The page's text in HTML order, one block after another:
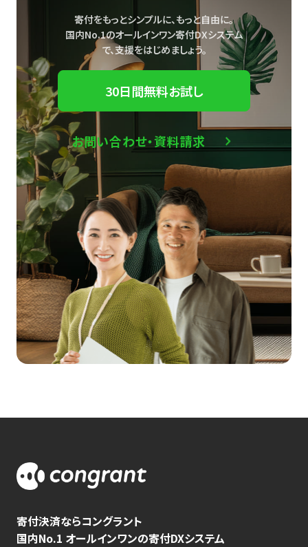
寄付をもっとシンプルに、もっと自由に。
国内No.1のオールインワン寄付DXシステム
で、支援をはじめましょう。
30日間無料お試し
お問い合わせ・資料請求
寄付決済ならコングラント
国内No.1 オールインワンの寄付DXシステム